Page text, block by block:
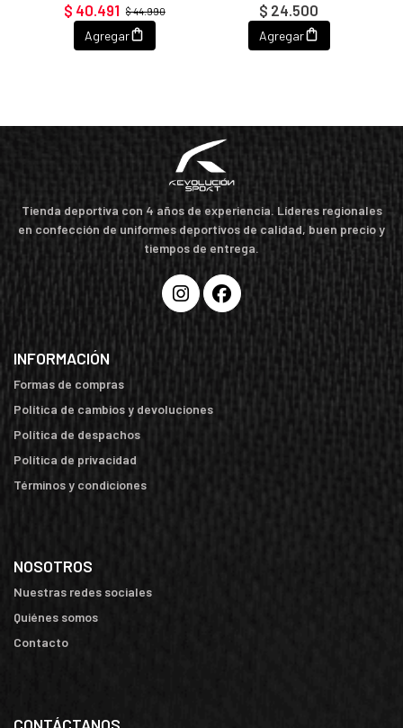
$ 44.990
$ 40.491
Agregar
$ 24.500
Agregar
Tienda deportiva con 4 años de experiencia. Líderes regionales
en confección de uniformes deportivos de calidad, buen precio y
tiempos de entrega.
INFORMACIÓN
Formas de compras
Política de cambios y devoluciones
Política de despachos
Política de privacidad
Términos y condiciones
NOSOTROS
Nuestras redes sociales
Quiénes somos
Contacto